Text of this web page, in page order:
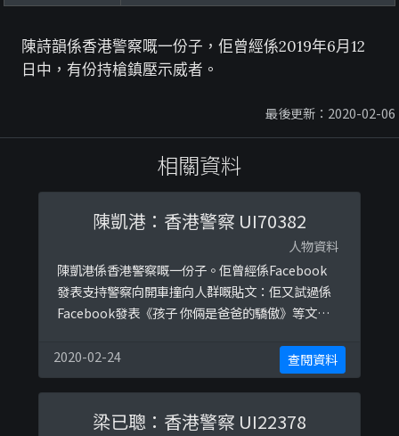
陳詩韻係香港警察嘅一份子，佢曾經係2019年6月12
日中，有份持槍鎮壓示威者。
最後更新：2020-02-06
相關資料
陳凱港：香港警察 UI70382
人物資料
陳凱港係香港警察嘅一份子。佢曾經係Facebook
發表支持警察向開車撞向人群嘅貼文：佢又試過係
Facebook發表《孩子 你倆是爸爸的驕傲》等文
袖團」及「特能龍舟隊」嘅創辦人。
2020-02-24 查閱資料
梁已聰：香港警察 UI22378